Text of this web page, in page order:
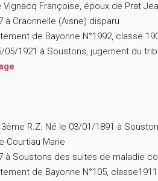
Vignacq Françoise, époux de Prat
à Craonnelle (Aisne) disparu
de Bayonne N°1992, classe
05/1921 à Soustons, jugement du
R.Z. Né le 03/01/1891 à
Courtiau Marie
à Soustons des suites de maladie
de Bayonne N°105, classe1911